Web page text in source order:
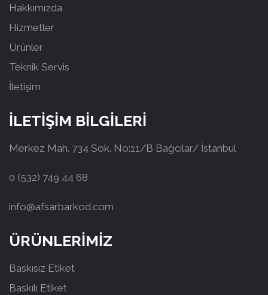
Hakkımızda
Hizmetler
Ürünler
Teknik Servis
İletişim
İLETİŞİM BİLGİLERİ
Merkez Mah. 734 Sok. No:11/B Bağcılar/ İstanbul
0 (532) 749 44 68
info@afsarbarkod.com
ÜRÜNLERİMİZ
Baskısız Etiket
Baskılı Etiket